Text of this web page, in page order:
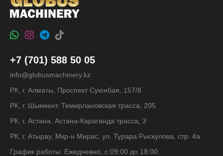
+7 (701) 588 50 05
info@globusmachinery.kz
РК, г. Алматы, Проспект Суюнбая, 157/8
РК, г. Шымкент, Темирлановская трасса, 205
РК, г. Астана, Астана-Караганда трасса, 3
РК, г. Атырау, Мкр-н Мирас, ул. Турара Рыскулова, стр. 4а
График работы: Ежедневно, с 09:00 до 18:00